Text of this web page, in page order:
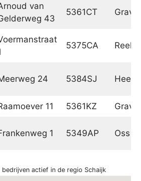
van
43
5361CT Grave
5375CA Reek
24 5384SJ
11 5361KZ Grave
1 5349AP Oss
bedrijven actief in de regio Schaijk